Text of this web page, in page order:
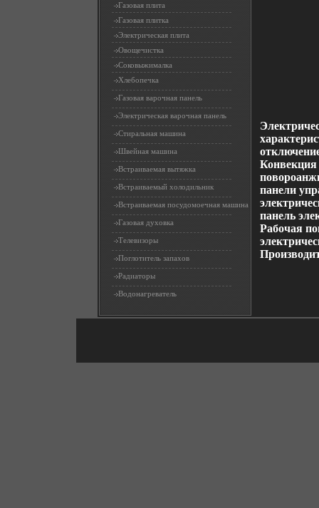
Газовая плита
Газовая плитка
Электрическая плита
Овощечистка
Соковыжималка
Хлебопечка
Газовая варочная панель
Электрическая варочная панель
Стиральная машина
Швейная машина
Встраиваемая вытяжка
Встраиваемый холодильник
Встраиваемая посудомоечная машина
Газовая духовка
Телевизоры
Поглотитель запахов
Радиаторы
Водонагреватель
Конвекция
панели
панель
Рабочая